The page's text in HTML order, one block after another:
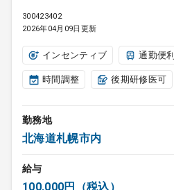
300423402
2026年04月09日更新
インセンティブ 通勤便利
時間調整 後期研修医可
勤務地
北海道札幌市内
給与
100,000円（税込）